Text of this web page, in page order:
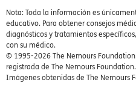
Nota: Toda la información es
educativo. Para obtener consejos
diagnósticos y tratamientos
con su médico.
© 1995-2026 The Nemours
registrada de The Nemours
Imágenes obtenidas de The Nemours